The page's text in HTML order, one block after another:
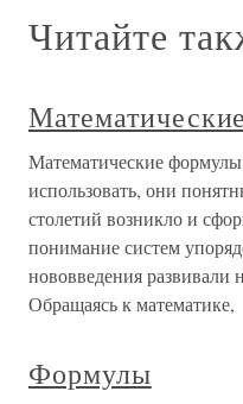
Читайте
Математические
использовать, они
столетий возникло и
понимание систем
нововведения развивали
Обращаясь к математике,
Формулы